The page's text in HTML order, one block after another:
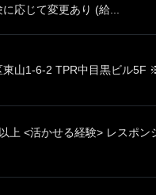
に応じて変更あり (給...
山1-6-2 TPR中目黒ビル5F
上 <活かせる経験> レスポ